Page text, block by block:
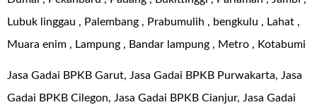
Lubuk linggau , Palembang , Prabumulih , bengkulu , Lahat ,
Muara enim , Lampung , Bandar lampung , Metro , Kotabumi
Jasa Gadai BPKB Garut, Jasa Gadai BPKB Purwakarta, Jasa
Gadai BPKB Cilegon, Jasa Gadai BPKB Cianjur, Jasa Gadai